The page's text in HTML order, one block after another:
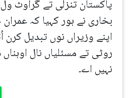
پاکستان تنزلی تے گراوٹ
بخاری نے ہور کہیا کہ
اپنے وزیراں نوں تبدیل
روٹی تے مسئلیاں نال
نہیں اے۔